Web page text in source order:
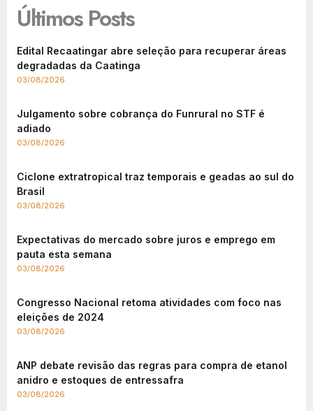
Últimos Posts
Edital Recaatingar abre seleção para recuperar áreas
degradadas da Caatinga
03/08/2026
Julgamento sobre cobrança do Funrural no STF é
adiado
03/08/2026
Ciclone extratropical traz temporais e geadas ao sul do
Brasil
03/08/2026
Expectativas do mercado sobre juros e emprego em
pauta esta semana
03/08/2026
Congresso Nacional retoma atividades com foco nas
eleições de 2024
03/08/2026
ANP debate revisão das regras para compra de etanol
anidro e estoques de entressafra
03/08/2026